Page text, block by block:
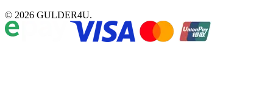
© 2026 GULDER4U.